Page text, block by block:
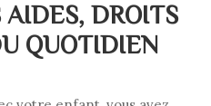
AIDES, DROITS
QUOTIDIEN